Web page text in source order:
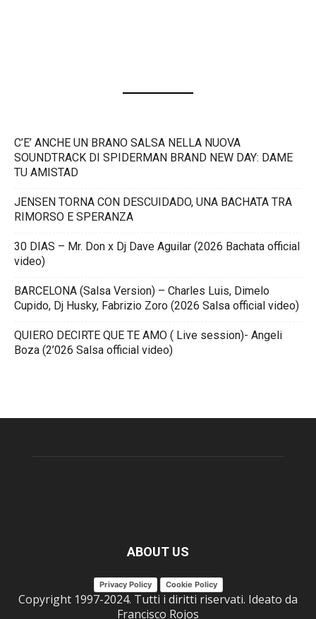
C’E’ ANCHE UN BRANO SALSA NELLA NUOVA
SOUNDTRACK DI SPIDERMAN BRAND NEW DAY: DAME
TU AMISTAD
JENSEN TORNA CON DESCUIDADO, UNA BACHATA TRA
RIMORSO E SPERANZA
30 DIAS – Mr. Don x Dj Dave Aguilar (2026 Bachata official
video)
BARCELONA (Salsa Version) – Charles Luis, Dimelo
Cupido, Dj Husky, Fabrizio Zoro (2026 Salsa official video)
QUIERO DECIRTE QUE TE AMO ( Live session)- Angeli
Boza (2’026 Salsa official video)
ABOUT US
Privacy Policy Cookie Policy
Copyright 1997-2024. Tutti i diritti riservati. Ideato da
Francisco Rojos